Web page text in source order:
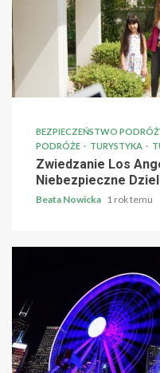
BEZPIECZEŃSTWO
PODRÓŻE
TURYSTYKA
Zwiedzanie Los
Niebezpieczne
Beata Nowicka 1 rok temu